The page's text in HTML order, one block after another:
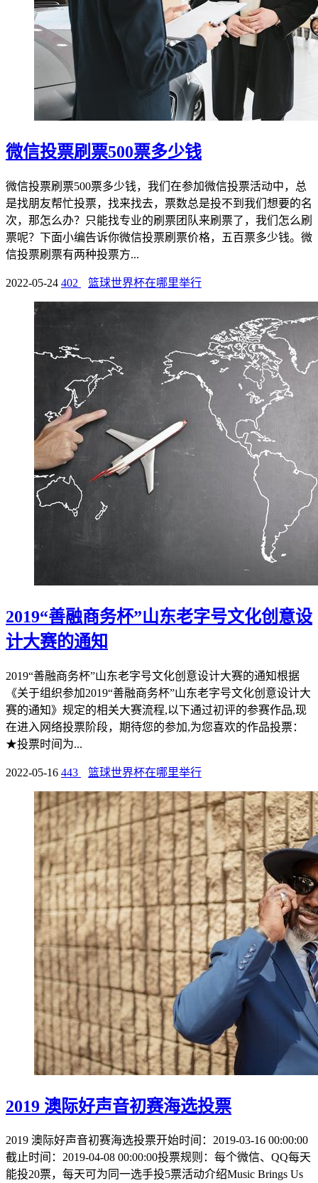
微信投票刷票500票多少钱
微信投票刷票500票多少钱，我们在参加微信投票活动中，总
是找朋友帮忙投票，找来找去，票数总是投不到我们想要的名
次，那怎么办？只能找专业的刷票团队来刷票了，我们怎么刷
票呢？下面小编告诉你微信投票刷票价格，五百票多少钱。微
信投票刷票有两种投票方...
2022-05-24 402 篮球世界杯在哪里举行
2019“善融商务杯”山东老字号文化创意设
计大赛的通知
2019“善融商务杯”山东老字号文化创意设计大赛的通知根据
《关于组织参加2019“善融商务杯”山东老字号文化创意设计大
赛的通知》规定的相关大赛流程,以下通过初评的参赛作品,现
在进入网络投票阶段，期待您的参加,为您喜欢的作品投票：
★投票时间为...
2022-05-16 443 篮球世界杯在哪里举行
2019 澳际好声音初赛海选投票
2019 澳际好声音初赛海选投票开始时间：2019-03-16 00:00:00
截止时间：2019-04-08 00:00:00投票规则：每个微信、QQ每天
能投20票，每天可为同一选手投5票活动介绍Music Brings Us